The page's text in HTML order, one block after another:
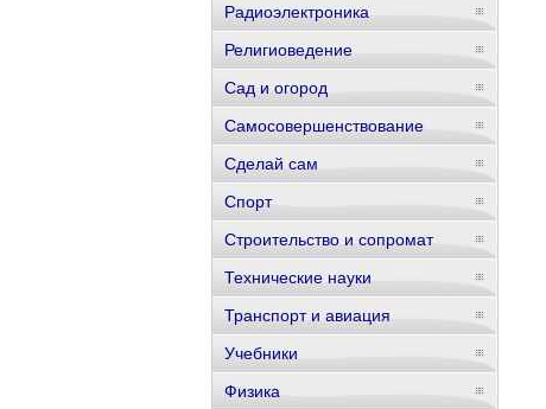
Радиоэлектроника
Религиоведение
Сад и огород
Самосовершенствование
Сделай сам
Спорт
Строительство и сопромат
Технические науки
Транспорт и авиация
Учебники
Физика